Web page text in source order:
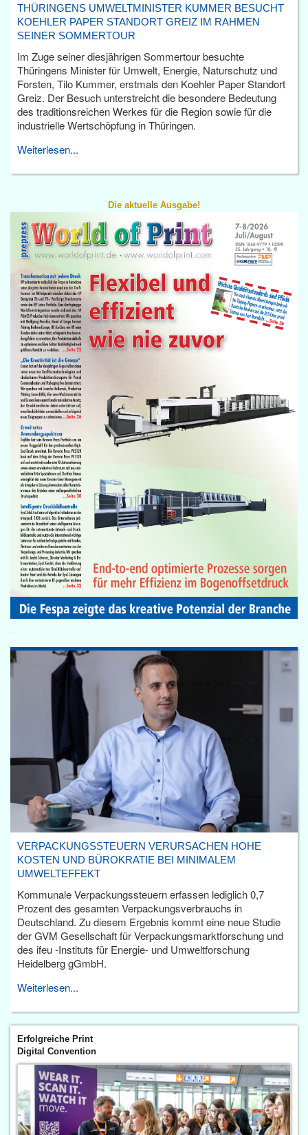
THÜRINGENS UMWELTMINISTER KUMMER BESUCHT
KOEHLER PAPER STANDORT GREIZ IM RAHMEN
SEINER SOMMERTOUR
Im Zuge seiner diesjährigen Sommertour besuchte
Thüringens Minister für Umwelt, Energie, Naturschutz und
Forsten, Tilo Kummer, erstmals den Koehler Paper Standort
Greiz. Der Besuch unterstreicht die besondere Bedeutung
des traditionsreichen Werkes für die Region sowie für die
industrielle Wertschöpfung in Thüringen.
Weiterlesen...
Die aktuelle Ausgabe!
VERPACKUNGSSTEUERN VERURSACHEN HOHE
KOSTEN UND BÜROKRATIE BEI MINIMALEM
UMWELTEFFEKT
Kommunale Verpackungssteuern erfassen lediglich 0,7
Prozent des gesamten Verpackungsverbrauchs in
Deutschland. Zu diesem Ergebnis kommt eine neue Studie
der GVM Gesellschaft für Verpackungsmarktforschung und
des ifeu -Instituts für Energie- und Umweltforschung
Heidelberg gGmbH.
Weiterlesen...
Erfolgreiche Print
Digital Convention